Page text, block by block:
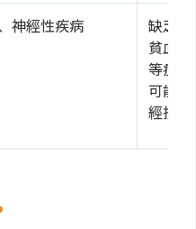
神經性疾病
缺乏
貧血
等症狀
可能
經損傷